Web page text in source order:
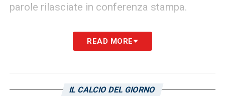
parole rilasciate in conferenza stampa.
DICHIARAZIONI – «Con il Lecco, guardando
il numero delle occasioni a nostro favore
READ MORE
IL CALCIO DEL GIORNO